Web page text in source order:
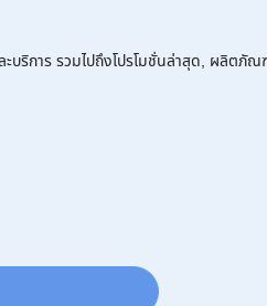
การ รวมไปถึงโปรโมชั่นล่าสุด, ผลิตภัณ